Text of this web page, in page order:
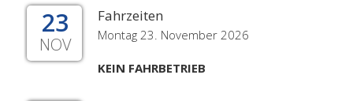
23
NOV
Fahrzeiten
Montag 23. November 2026
KEIN FAHRBETRIEB